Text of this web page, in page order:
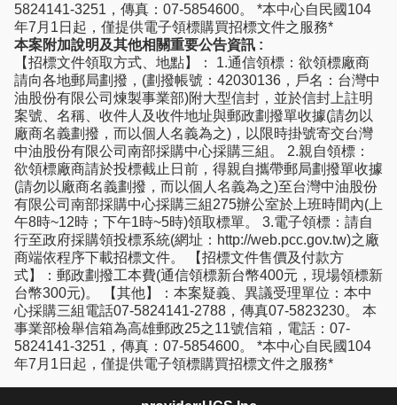
5824141-3251，傳真：07-5854600。 *本中心自民國104
年7月1日起，僅提供電子領標購買招標文件之服務*
本案附加說明及其他相關重要公告資訊 :
【招標文件領取方式、地點】： 1.通信領標：欲領標廠商
請向各地郵局劃撥，(劃撥帳號：42030136，戶名：台灣中
油股份有限公司煉製事業部)附大型信封，並於信封上註明
案號、名稱、收件人及收件地址與郵政劃撥單收據(請勿以
廠商名義劃撥，而以個人名義為之)，以限時掛號寄交台灣
中油股份有限公司南部採購中心採購三組。 2.親自領標：
欲領標廠商請於投標截止日前，得親自攜帶郵局劃撥單收據
(請勿以廠商名義劃撥，而以個人名義為之)至台灣中油股份
有限公司南部採購中心採購三組275辦公室於上班時間內(上
午8時~12時；下午1時~5時)領取標單。 3.電子領標：請自
行至政府採購領投標系統(網址：http://web.pcc.gov.tw)之廠
商端依程序下載招標文件。 【招標文件售價及付款方
式】：郵政劃撥工本費(通信領標新台幣400元，現場領標新
台幣300元)。 【其他】：本案疑義、異議受理單位：本中
心採購三組電話07-5824141-2788，傳真07-5823230。 本
事業部檢舉信箱為高雄郵政25之11號信箱，電話：07-
5824141-3251，傳真：07-5854600。 *本中心自民國104
年7月1日起，僅提供電子領標購買招標文件之服務*